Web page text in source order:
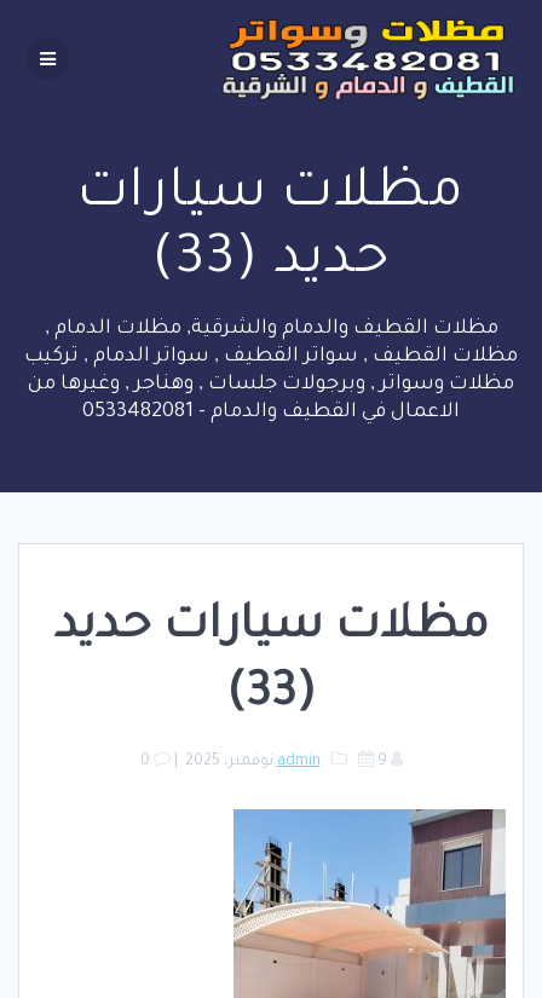
to
content
مظلات سيارات
حديد (33)
مظلات القطيف والدمام والشرقية, مظلات الدمام ,
مظلات القطيف , سواتر القطيف , سواتر الدمام , تركيب
مظلات وسواتر , وبرجولات جلسات , وهناجر , وغيرها من
الاعمال في القطيف والدمام - 0533482081
مظلات سيارات حديد
(33)
admin 9 نوفمبر، 2025 0